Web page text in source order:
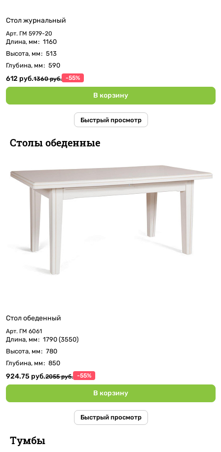
Стол журнальный
Арт. ГМ 5979-20
Длина, мм: 1160
Высота, мм: 513
Глубина, мм: 590
612 руб.1360 руб. -55%
В корзину
Быстрый просмотр
Столы обеденные
Стол обеденный
Арт. ГМ 6061
Длина, мм: 1790 (3550)
Высота, мм: 780
Глубина, мм: 850
924.75 руб.2055 руб. -55%
В корзину
Быстрый просмотр
Тумбы